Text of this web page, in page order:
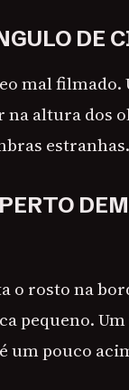
DE
mal filmado.
altura dos
estranhas.
o rosto na
pequeno.
um pouco